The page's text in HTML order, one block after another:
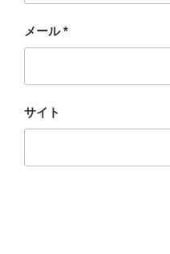
メール*
サイト